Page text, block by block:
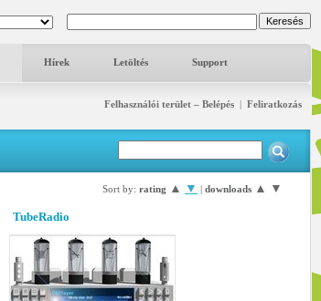
Hírek Letöltés Support
Felhasználói terület – Belépés | Feliratkozás
Sort by: rating ▲ ▼ | downloads ▲ ▼
TubeRadio